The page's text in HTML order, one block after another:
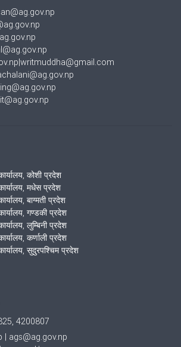
it@ag.gov.np
कोशी प्रदेश
मधेस प्रदेश
बाग्मती प्रदेश
गण्डकी प्रदेश
लुम्बिनी प्रदेश
कर्णाली प्रदेश
सुदुरपश्चिम प्रदेश
4200807
| ags@ag.gov.np